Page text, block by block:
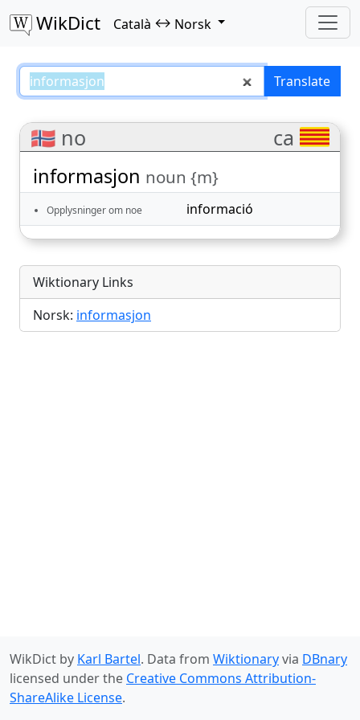
WikDict Català ↔ Norsk
informasjon – Català–Norsk
Translate
🇳🇴 no ca
informasjon noun {m}
Opplysninger om noe informació
Wiktionary Links
Norsk: informasjon
WikDict by Karl Bartel. Data from Wiktionaryvia DBnary
licensed under the Creative Commons Attribution-
ShareAlike License.